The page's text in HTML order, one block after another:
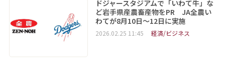
ドジャースタジアムで「いわて牛」な
ど岩手県産農畜産物をPR JA全農い
わてが8月10日～12日に実施
2026.02.25 11:45 経済/ビジネス